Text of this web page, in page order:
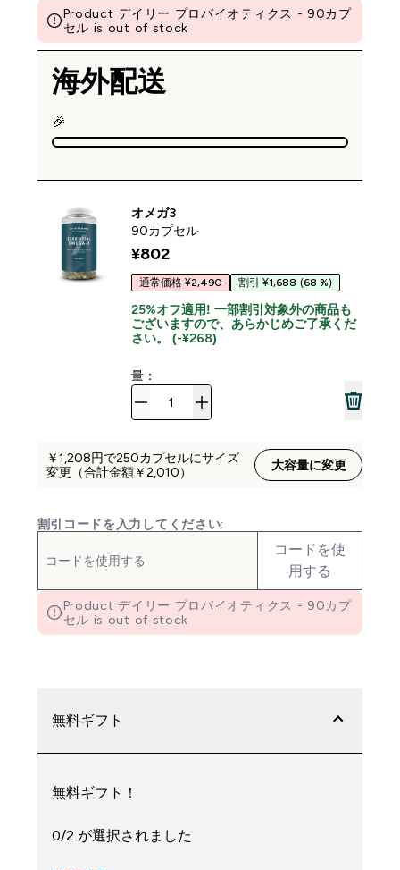
Product デイリー プロバイオティクス - 90カプ
セル is out of stock
海外配送
🎉
オメガ3
90カプセル
¥802‎
通常価格 ¥2,490 割引 ¥1,688 (68 %)
25%オフ適用! 一部割引対象外の商品も
ございますので、あらかじめご了承くだ
さい。 (-¥268)
量：
￥1,208‎円で250カプセルにサイズ
変更（合計金額￥2,010‎）
大容量に変更
割引コードを入力してください:
コードを使
用する
Product デイリー プロバイオティクス - 90カプ
セル is out of stock
無料ギフト
無料ギフト！
0/2 が選択されました